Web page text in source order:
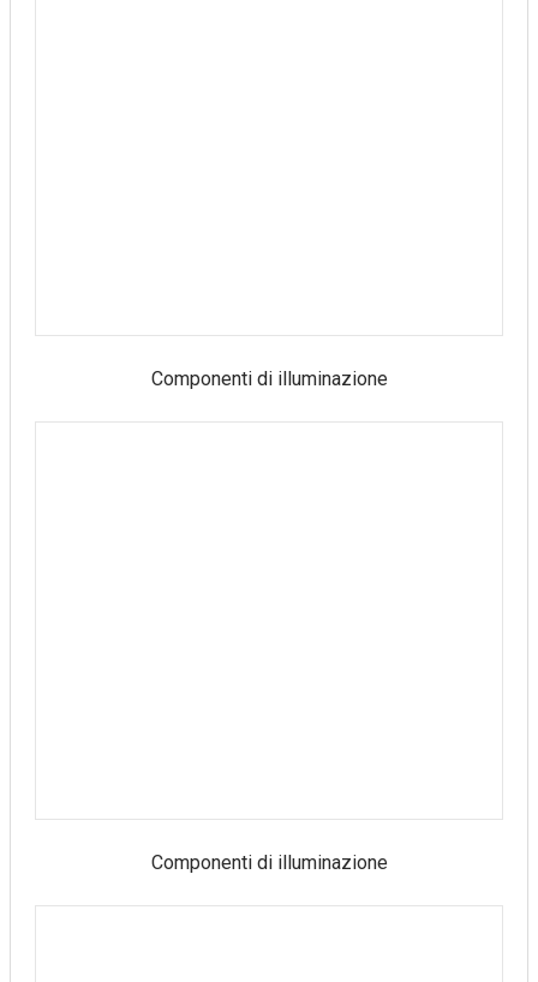
Componenti di illuminazione
Componenti di illuminazione